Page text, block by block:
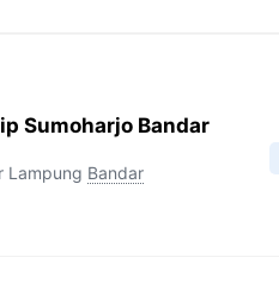
Sumoharjo Bandar
Lampung Bandar